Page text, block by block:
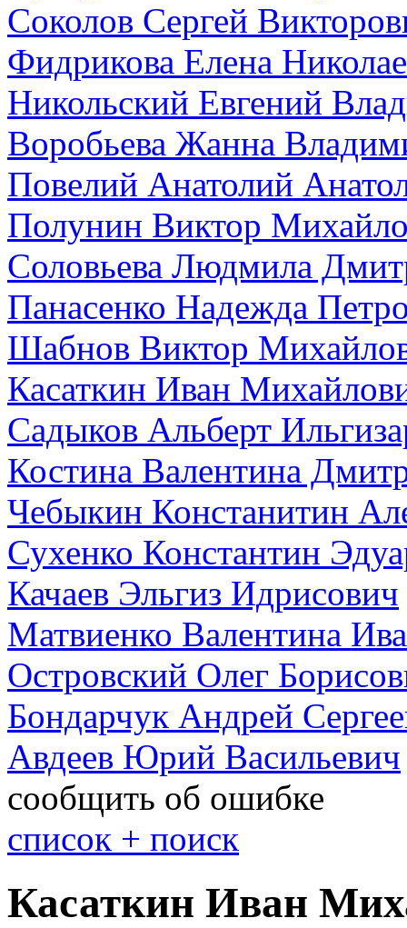
Соколов Сергей
Фидрикова Елена
Никольский Евгений
Воробьева Жанна
Повелий Анатолий
Полунин Виктор
Соловьева Людмила
Панасенко Надежда
Шабнов Виктор
Касаткин Иван
Садыков Альберт
Костина Валентина
Чебыкин Констанитин
Сухенко Константин
Качаев Эльгиз Идрисович
Матвиенко Валентина
Островский Олег
Бондарчук Андрей
Авдеев Юрий Васильевич
сообщить об ошибке
cписок + поиск
Касаткин Иван